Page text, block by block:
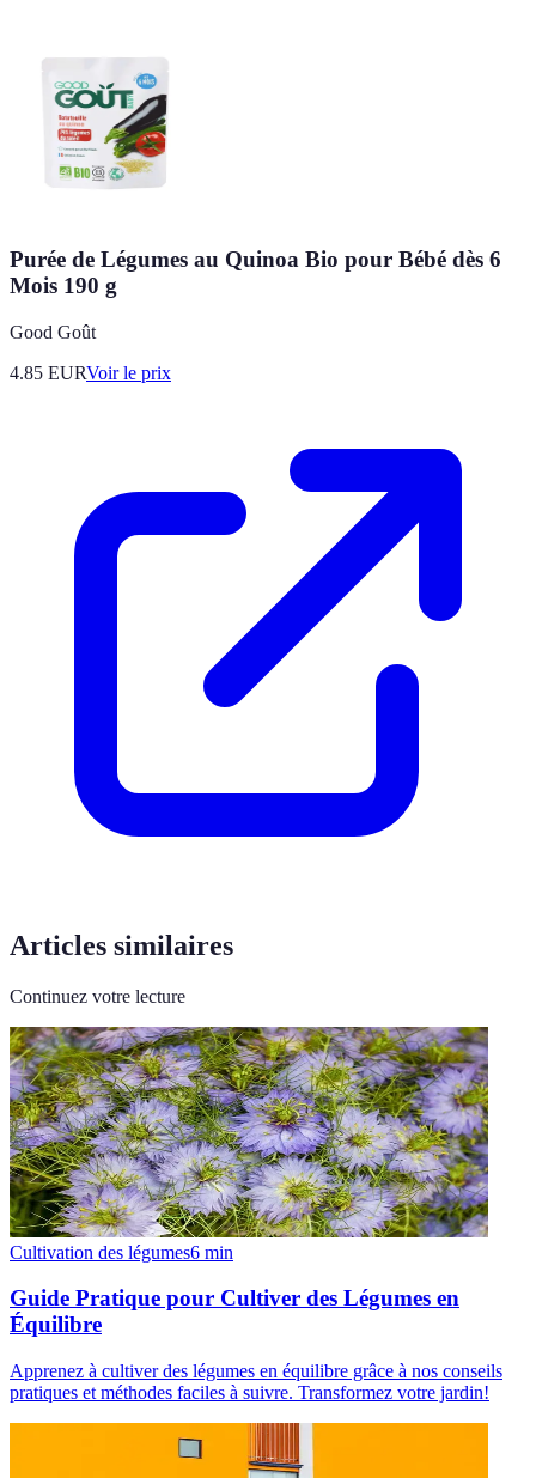
Purée de Légumes au Quinoa Bio pour Bébé dès 6
Mois 190 g
Good Goût
4.85 EURVoir le prix
Articles similaires
Continuez votre lecture
Cultivation des légumes6 min
Guide Pratique pour Cultiver des Légumes en
Équilibre
Apprenez à cultiver des légumes en équilibre grâce à nos conseils
pratiques et méthodes faciles à suivre. Transformez votre jardin!